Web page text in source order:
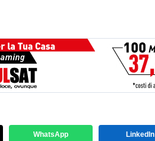
WhatsApp LinkedIn